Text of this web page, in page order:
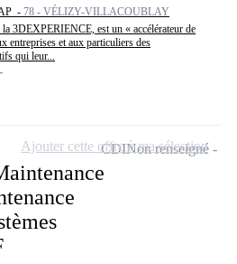
- 78 - VÉLIZY-VILLACOUBLAY
3DEXPERIENCE, est un « accélérateur de
entreprises et aux particuliers des
qui leur...
CDINon renseigné
Ajouter cette offre à ma sélection